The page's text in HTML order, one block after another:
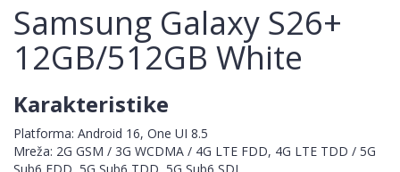
Samsung Galaxy S26+
12GB/512GB White
Karakteristike
Platforma: Android 16, One UI 8.5
Mreža: 2G GSM / 3G WCDMA / 4G LTE FDD, 4G LTE TDD / 5G